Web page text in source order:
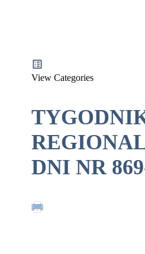
View Categories
DNI NR